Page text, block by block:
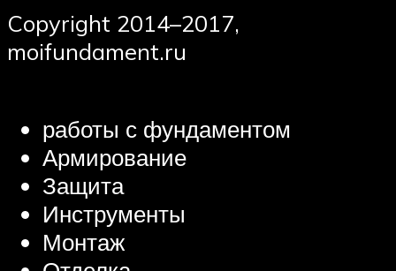
Copyright 2014–2017,
moifundament.ru
работы с фундаментом
Армирование
Защита
Инструменты
Монтаж